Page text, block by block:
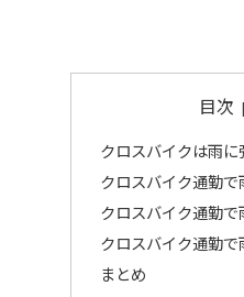
目次
クロスバイクは雨に
クロスバイク通勤
クロスバイク通勤
クロスバイク通勤
まとめ